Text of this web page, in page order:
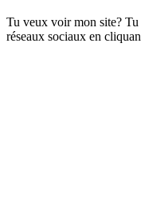
Tu veux voir mon site?
réseaux sociaux en